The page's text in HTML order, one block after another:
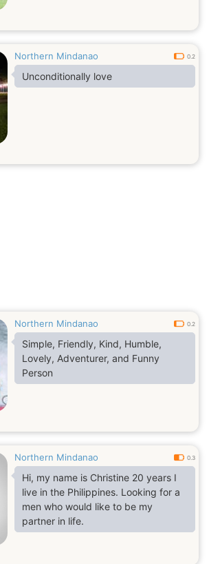
Northern Mindanao 0.2
Unconditionally love
Northern Mindanao 0.2
Simple, Friendly, Kind, Humble,
Lovely, Adventurer, and Funny
Person
Northern Mindanao 0.3
Hi, my name is Christine 20 years I
live in the Philippines. Looking for a
men who would like to be my
partner in life.